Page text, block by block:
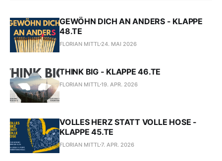
GEWÖHN DICH AN ANDERS - KLAPPE
48.TE
FLORIAN MITTL 24. MAI 2026
THINK BIG - KLAPPE 46.TE
FLORIAN MITTL 19. APR. 2026
VOLLES HERZ STATT VOLLE HOSE -
KLAPPE 45.TE
FLORIAN MITTL 7. APR. 2026